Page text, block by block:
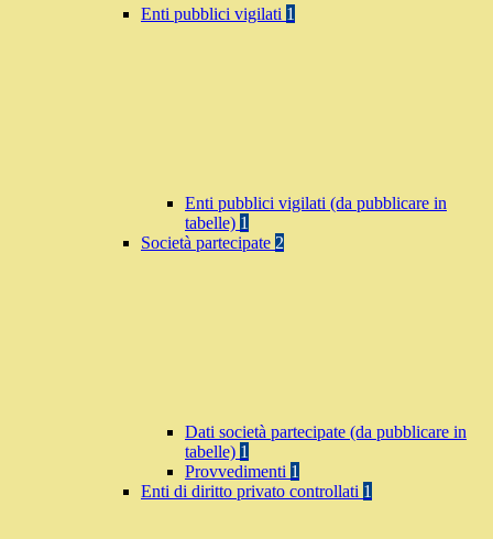
Enti pubblici vigilati 1
Enti pubblici vigilati (da pubblicare in
tabelle) 1
Società partecipate 2
Dati società partecipate (da pubblicare in
tabelle) 1
Provvedimenti 1
Enti di diritto privato controllati 1